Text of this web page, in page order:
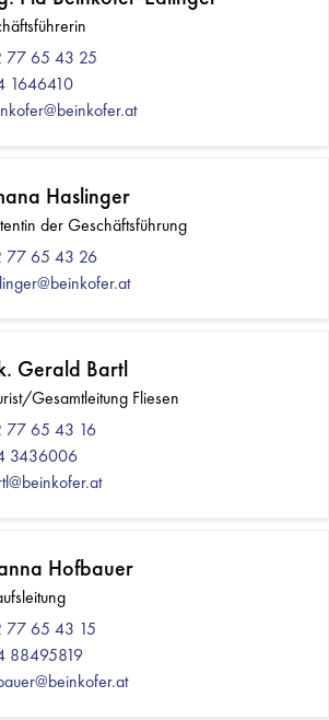
77 65 43 25
1646410
Haslinger
der Geschäftsführung
77 65 43 26
Gerald Bartl
Gesamtleitung Fliesen
77 65 43 16
3436006
Hofbauer
77 65 43 15
88495819